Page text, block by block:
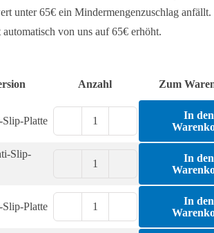
unter 65€ ein Mindermengenzuschlag
von uns auf 65€ erhöht.
Anzahl Zum
Platte
für
Gelenkstellfüße,
Kugel
In den
Slip-
PA
für
Gelenkstellfüße,
In den
Platte
In den